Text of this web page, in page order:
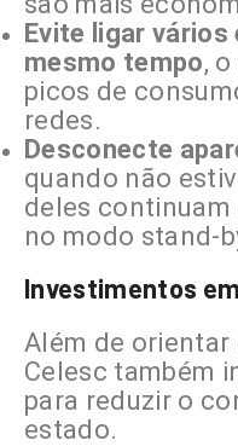
Evite ligar
mesmo tempo,
picos de
redes.
Desconecte
quando não
deles
no modo stand-
Investimentos
Além de orientar
Celesc também
para reduzir o
estado.